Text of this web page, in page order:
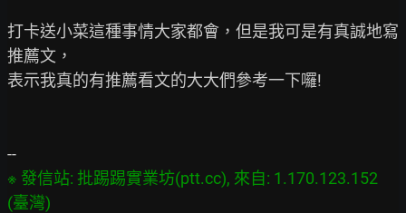
打卡送小菜這種事情大家都會，但是我可是有真誠地寫
推薦文，
表示我真的有推薦看文的大大們參考一下囉!
※ 發信站: 批踢踢實業坊(ptt.cc), 來自: 1.170.123.152
(臺灣)